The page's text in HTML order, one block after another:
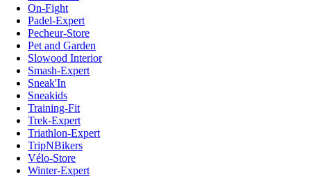
On-Fight
Padel-Expert
Pecheur-Store
Pet and Garden
Slowood Interior
Smash-Expert
Sneak'In
Sneakids
Training-Fit
Trek-Expert
Triathlon-Expert
TripNBikers
Vélo-Store
Winter-Expert